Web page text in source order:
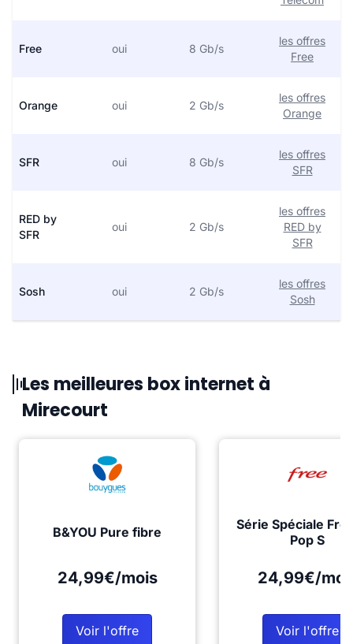
Free oui 8 Gb/s
les offres
Free
Orange oui 2 Gb/s
les offres
Orange
SFR oui 8 Gb/s
les offres
SFR
RED by
SFR
oui 2 Gb/s
les offres
RED by
SFR
Sosh oui 2 Gb/s
les offres
Sosh
Les meilleures box internet à
Mirecourt
B&YOU Pure fibre
24,99€/mois
Voir l'offre
Série Spéciale
Pop S
24,99€/
Voir l'offre